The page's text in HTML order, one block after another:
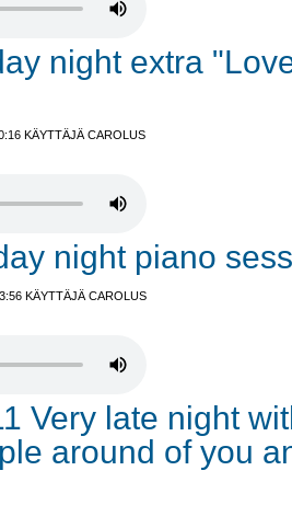
night extra
KÄYTTÄJÄ CAROLUS
night piano
KÄYTTÄJÄ CAROLUS
Very late night
around of you